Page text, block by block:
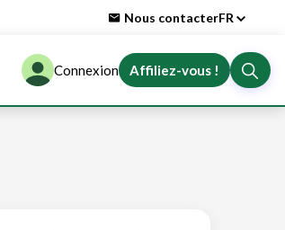
Nous contacterFR
Connexion Affiliez-vous !